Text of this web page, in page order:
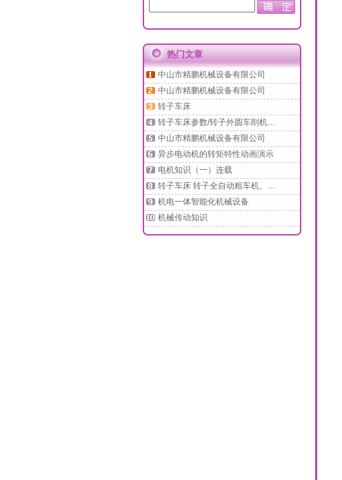
热门文章
中山市精鹏机械设备有限公司
中山市精鹏机械设备有限公司
转子车床
转子车床参数/转子外圆车削机…
中山市精鹏机械设备有限公司
异步电动机的转矩特性动画演示
电机知识（一）连载
转子车床 转子全自动粗车机、…
机电一体智能化机械设备
机械传动知识